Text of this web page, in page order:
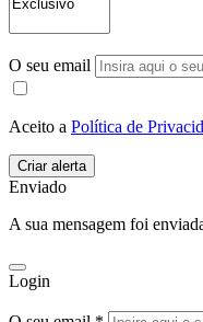
O seu email
Aceito a Política de
Enviado
A sua mensagem foi
Login